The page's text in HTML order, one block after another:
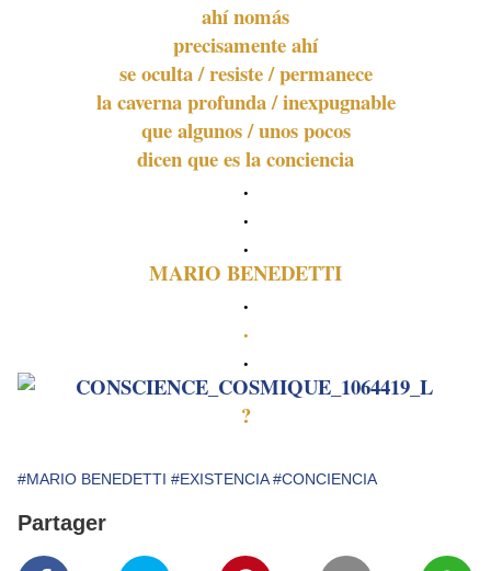
ahí nomás
precisamente ahí
se oculta / resiste / permanece
la caverna profunda / inexpugnable
que algunos / unos pocos
dicen que es la conciencia
.
.
.
MARIO BENEDETTI
.
.
.
?
#MARIO BENEDETTI #EXISTENCIA #CONCIENCIA
Partager